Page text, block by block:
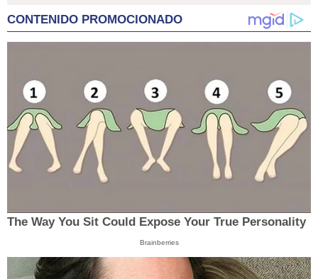
CONTENIDO PROMOCIONADO
The Way You Sit Could Expose Your True Personality
Brainberries